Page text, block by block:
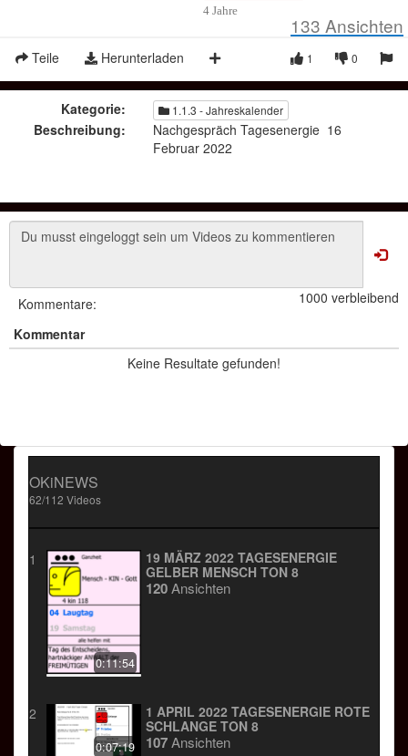
4 Jahre
133 Ansichten
Teile Herunterladen 0
1
Kategorie: 1.1.3 - Jahreskalender
Beschreibung:
Nachgespräch Tagesenergie 16
Februar 2022
1000 verbleibend
Kommentare:
Kommentar
Keine Resultate gefunden!
OKiNEWS
62/112 Videos
1
0:11:54
19 MÄRZ 2022 TAGESENERGIE
GELBER MENSCH TON 8
120Ansichten
2
0:07:19
1 APRIL 2022 TAGESENERGIE ROTE
SCHLANGE TON 8
107Ansichten